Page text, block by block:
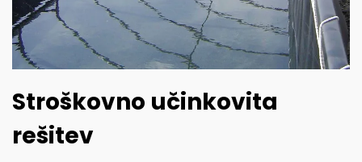
Stroškovno učinkovita
rešitev